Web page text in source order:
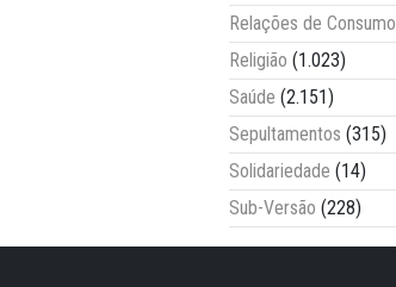
Relações de Consumo
Religião (1.023)
Saúde (2.151)
Sepultamentos (315)
Solidariedade (14)
Sub-Versão (228)